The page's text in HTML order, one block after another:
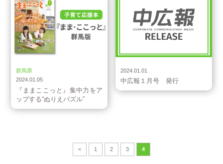
群馬県
2024.01.05
『ままここっと』集中力をア
ップする“ぬりえパズル”
2024.01.01
中広報１月号 発行
< 1 2 3 4